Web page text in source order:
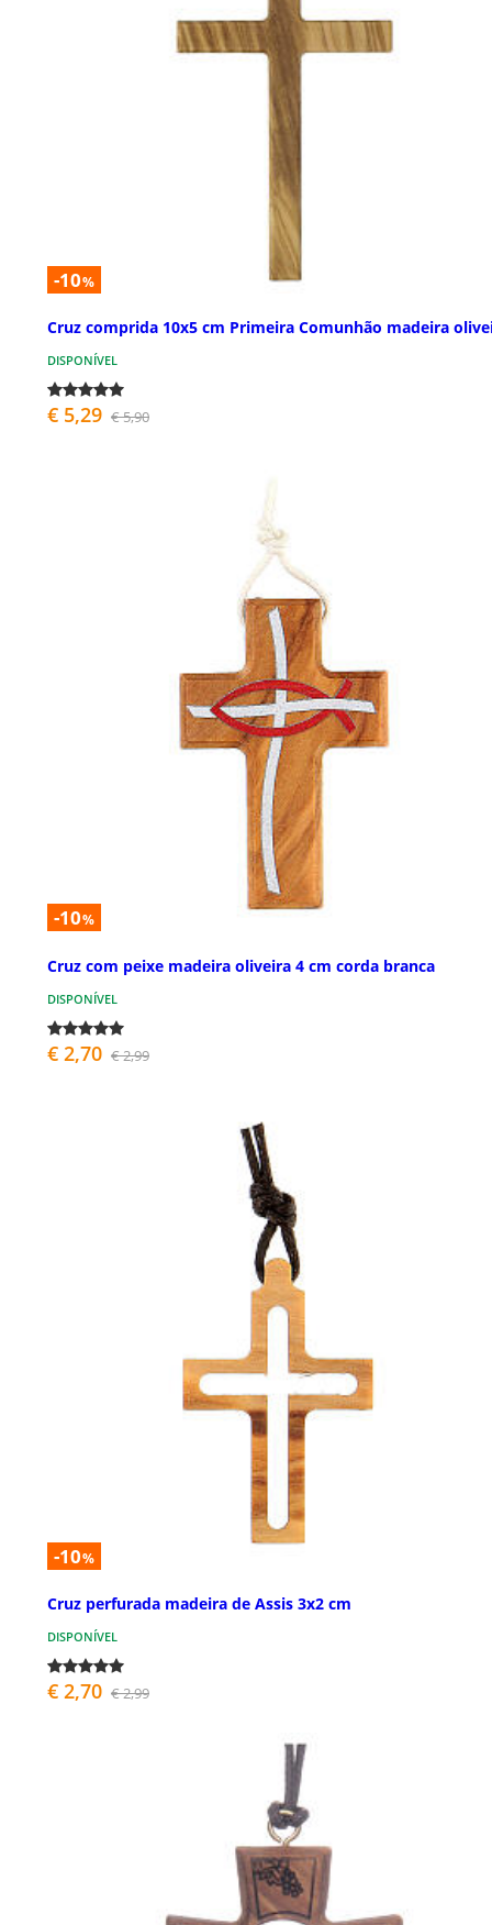
-10%
Cruz comprida 10x5 cm Primeira Comunhão madeira
DISPONÍVEL
€ 5,29 € 5,90
-10%
Cruz com peixe madeira oliveira 4 cm corda branca
DISPONÍVEL
€ 2,70 € 2,99
-10%
Cruz perfurada madeira de Assis 3x2 cm
DISPONÍVEL
€ 2,70 € 2,99